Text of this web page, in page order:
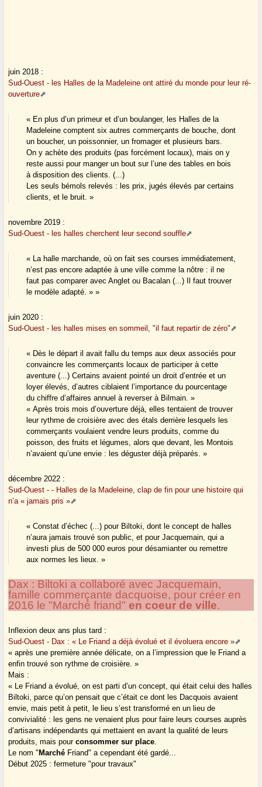
juin 2018 :
Sud-Ouest - les Halles de la Madeleine ont attiré du monde pour leur ré-
ouverture
« En plus d’un primeur et d’un boulanger, les Halles de la
Madeleine comptent six autres commerçants de bouche, dont
un boucher, un poissonnier, un fromager et plusieurs bars.
On y achète des produits (pas forcément locaux), mais on y
reste aussi pour manger un bout sur l’une des tables en bois
à disposition des clients. (...)
Les seuls bémols relevés : les prix, jugés élevés par certains
clients, et le bruit. »
novembre 2019 :
Sud-Ouest - les halles cherchent leur second souffle
« La halle marchande, où on fait ses courses immédiatement,
n’est pas encore adaptée à une ville comme la nôtre : il ne
faut pas comparer avec Anglet ou Bacalan (...) Il faut trouver
le modèle adapté. » »
juin 2020 :
Sud-Ouest - les halles mises en sommeil, "il faut repartir de zéro"
« Dès le départ il avait fallu du temps aux deux associés pour
convaincre les commerçants locaux de participer à cette
aventure (...) Certains avaient pointé un droit d’entrée et un
loyer élevés, d’autres ciblaient l’importance du pourcentage
du chiffre d’affaires annuel à reverser à Bilmain. »
« Après trois mois d’ouverture déjà, elles tentaient de trouver
leur rythme de croisière avec des étals derrière lesquels les
commerçants voulaient vendre leurs produits, comme du
poisson, des fruits et légumes, alors que devant, les Montois
n’avaient qu’une envie : les déguster déjà préparés. »
décembre 2022 :
Sud-Ouest - - Halles de la Madeleine, clap de fin pour une histoire qui
n’a « jamais pris »
« Constat d’échec (...) pour Biltoki, dont le concept de halles
n’aura jamais trouvé son public, et pour Jacquemain, qui a
investi plus de 500 000 euros pour désamianter ou remettre
aux normes les lieux. »
Dax : Biltoki a collaboré avec Jacquemain,
famille commerçante dacquoise, pour créer en
2016 le "Marché friand" en coeur de ville.
Inflexion deux ans plus tard :
Sud-Ouest - Dax : « Le Friand a déjà évolué et il évoluera encore »
« après une première année délicate, on a l’impression que le Friand a
enfin trouvé son rythme de croisière. »
Mais :
« Le Friand a évolué, on est parti d’un concept, qui était celui des halles
Biltoki, parce qu’on pensait que c’était ce dont les Dacquois avaient
envie, mais petit à petit, le lieu s’est transformé en un lieu de
convivialité : les gens ne venaient plus pour faire leurs courses auprès
d’artisans indépendants qui mettaient en avant la qualité de leurs
produits, mais pourconsommer sur place.
Le nom " Marché Friand" a cependant été gardé...
Début 2025 : fermeture "pour travaux"